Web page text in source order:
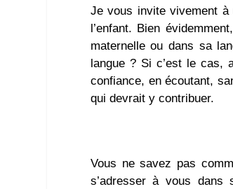
Je vous invite vivement à
l’enfant. Bien
maternelle ou dans sa
langue ? Si c’est le cas,
confiance, en écoutant,
qui devrait y contribuer.
Vous ne savez pas
s’adresser à vous dans